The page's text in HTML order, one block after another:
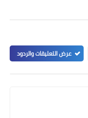
عرض التعليقات والردود